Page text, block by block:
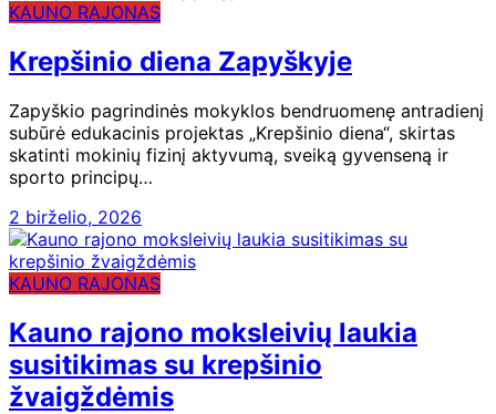
KAUNO RAJONAS
Krepšinio diena Zapyškyje
Zapyškio pagrindinės mokyklos bendruomenę antradienį
subūrė edukacinis projektas „Krepšinio diena“, skirtas
skatinti mokinių fizinį aktyvumą, sveiką gyvenseną ir
sporto principų…
2 birželio, 2026
KAUNO RAJONAS
Kauno rajono moksleivių laukia
susitikimas su krepšinio
žvaigždėmis